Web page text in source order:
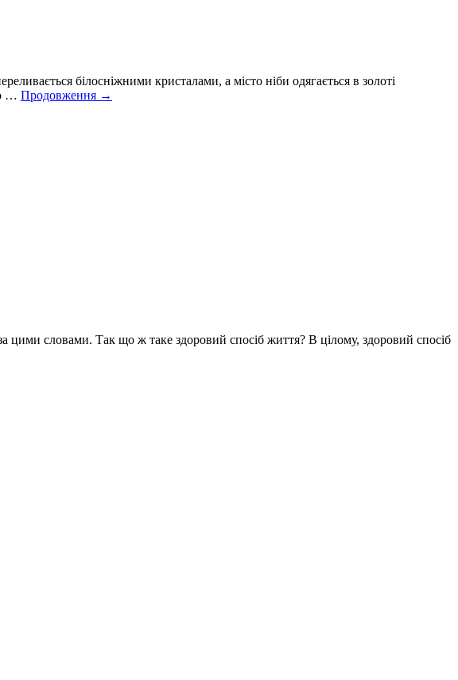
білосніжними кристалами, а місто ніби одягається в золоті
… Продовження →
словами. Так що ж таке здоровий спосіб життя? В цілому, здоровий спосіб